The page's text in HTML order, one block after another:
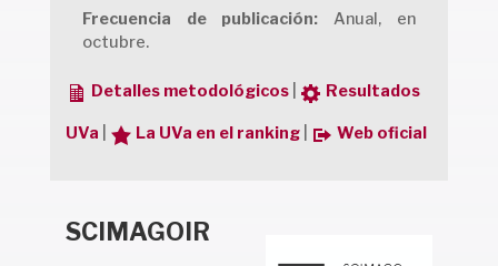
Frecuencia de publicación: Anual, en
octubre.
Detalles metodológicos Resultados
UVa La UVa en el ranking Web oficial
SCIMAGOIR